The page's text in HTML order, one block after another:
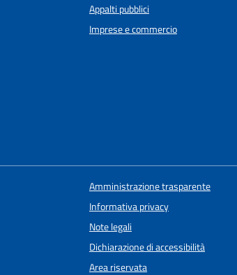
Appalti pubblici
Imprese e commercio
Amministrazione trasparente
Informativa privacy
Note legali
Dichiarazione di accessibilità
Area riservata